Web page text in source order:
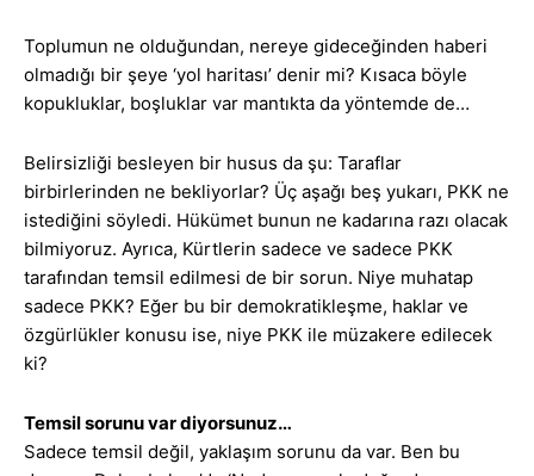
Toplumun ne olduğundan, nereye gideceğinden haberi
olmadığı bir şeye ‘yol haritası’ denir mi? Kısaca böyle
kopukluklar, boşluklar var mantıkta da yöntemde de…
Belirsizliği besleyen bir husus da şu: Taraflar
birbirlerinden ne bekliyorlar? Üç aşağı beş yukarı, PKK ne
istediğini söyledi. Hükümet bunun ne kadarına razı olacak
bilmiyoruz. Ayrıca, Kürtlerin sadece ve sadece PKK
tarafından temsil edilmesi de bir sorun. Niye muhatap
sadece PKK? Eğer bu bir demokratikleşme, haklar ve
özgürlükler konusu ise, niye PKK ile müzakere edilecek
ki?
Temsil sorunu var diyorsunuz…
Sadece temsil değil, yaklaşım sorunu da var. Ben bu